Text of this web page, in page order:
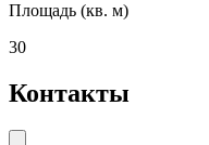
Площадь (кв. м)
30
Контакты